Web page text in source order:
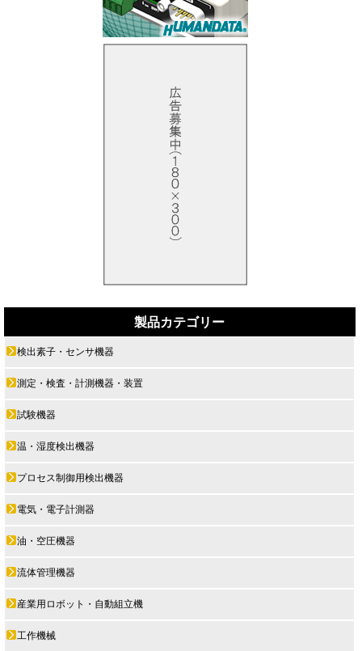
製品カテゴリー
検出素子・センサ機器
測定・検査・計測機器・装置
試験機器
温・湿度検出機器
プロセス制御用検出機器
電気・電子計測器
油・空圧機器
流体管理機器
産業用ロボット・自動組立機
工作機械